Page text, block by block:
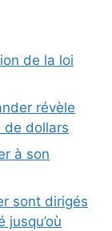
de la loi
révèle
de dollars
à son
sont dirigés
jusqu’où